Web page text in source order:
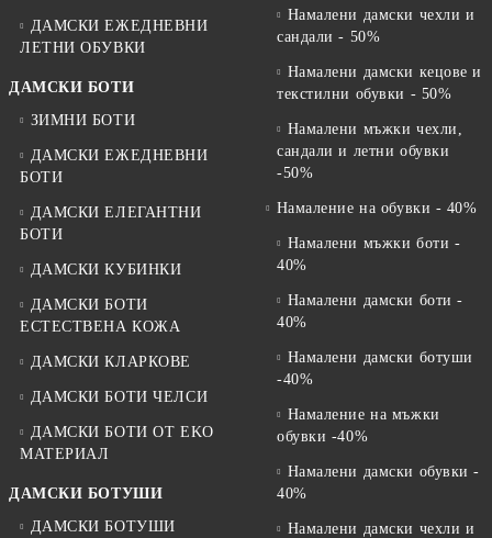
ДАМСКИ ЕЖЕДНЕВНИ
ЛЕТНИ ОБУВКИ
ДАМСКИ БОТИ
ЗИМНИ БОТИ
ДАМСКИ ЕЖЕДНЕВНИ
БОТИ
ДАМСКИ ЕЛЕГАНТНИ
БОТИ
ДАМСКИ КУБИНКИ
ДАМСКИ БОТИ
ЕСТЕСТВЕНА КОЖА
ДАМСКИ КЛАРКОВЕ
ДАМСКИ БОТИ ЧЕЛСИ
ДАМСКИ БОТИ ОТ EKO
МАТЕРИАЛ
ДАМСКИ БОТУШИ
ДАМСКИ БОТУШИ
Намалени дамски чехли и
сандали - 50%
Намалени дамски кецове и
текстилни обувки - 50%
Намалени мъжки чехли,
сандали и летни обувки
-50%
Намаление на обувки - 40%
Намалени мъжки боти -
40%
Намалени дамски боти -
40%
Намалени дамски ботуши
-40%
Намаление на мъжки
обувки -40%
Намалени дамски обувки -
40%
Намалени дамски чехли и